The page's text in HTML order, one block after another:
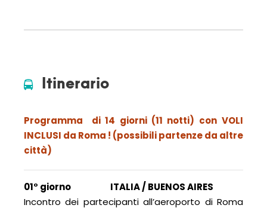
Itinerario
Programma di 14 giorni (11 notti) con VOLI
INCLUSI da Roma ! (possibili partenze da altre
città)
01° giorno ITALIA / BUENOS AIRES
Incontro dei partecipanti all’aeroporto di Roma